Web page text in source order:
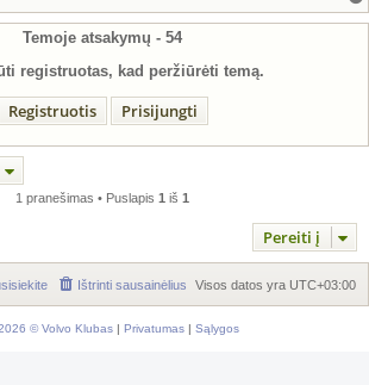
i
Temoje atsakymų - 54
registruotas, kad peržiūrėti temą.
Registruotis Prisijungti
1 pranešimas • Puslapis 1 iš 1
Pereiti į
Visos datos yra UTC+03:00
Ištrinti sausainėlius
© Volvo Klubas | Privatumas | Sąlygos